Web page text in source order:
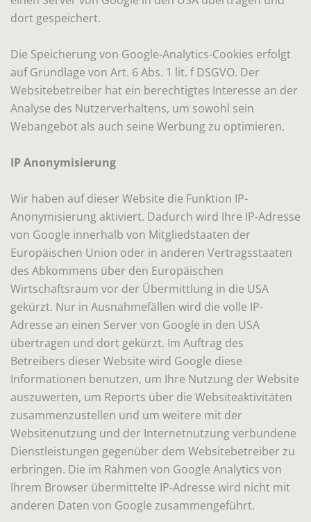
dort gespeichert.
Die Speicherung von Google-Analytics-Cookies erfolgt
auf Grundlage von Art. 6 Abs. 1 lit. f DSGVO. Der
Websitebetreiber hat ein berechtigtes Interesse an der
Analyse des Nutzerverhaltens, um sowohl sein
Webangebot als auch seine Werbung zu optimieren.
IP Anonymisierung
Wir haben auf dieser Website die Funktion IP-
Anonymisierung aktiviert. Dadurch wird Ihre IP-Adresse
von Google innerhalb von Mitgliedstaaten der
Europäischen Union oder in anderen Vertragsstaaten
des Abkommens über den Europäischen
Wirtschaftsraum vor der Übermittlung in die USA
gekürzt. Nur in Ausnahmefällen wird die volle IP-
Adresse an einen Server von Google in den USA
übertragen und dort gekürzt. Im Auftrag des
Betreibers dieser Website wird Google diese
Informationen benutzen, um Ihre Nutzung der Website
auszuwerten, um Reports über die Websiteaktivitäten
zusammenzustellen und um weitere mit der
Websitenutzung und der Internetnutzung verbundene
Dienstleistungen gegenüber dem Websitebetreiber zu
erbringen. Die im Rahmen von Google Analytics von
Ihrem Browser übermittelte IP-Adresse wird nicht mit
anderen Daten von Google zusammengeführt.